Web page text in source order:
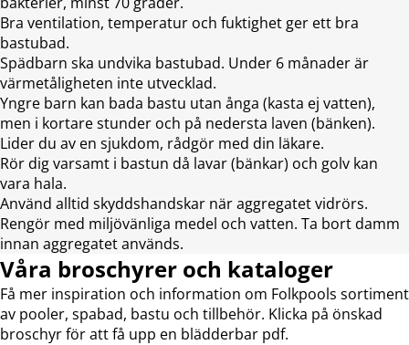
Bra ventilation, temperatur och fuktighet ger ett bra
bastubad.
Spädbarn ska undvika bastubad. Under 6 månader är
värmetåligheten inte utvecklad.
Yngre barn kan bada bastu utan ånga (kasta ej vatten),
men i kortare stunder och på nedersta laven (bänken).
Lider du av en sjukdom, rådgör med din läkare.
Rör dig varsamt i bastun då lavar (bänkar) och golv kan
vara hala.
Använd alltid skyddshandskar när aggregatet vidrörs.
Rengör med miljövänliga medel och vatten. Ta bort damm
innan aggregatet används.
Våra broschyrer och kataloger
Få mer inspiration och information om Folkpools sortiment
av pooler, spabad, bastu och tillbehör. Klicka på önskad
broschyr för att få upp en blädderbar pdf.